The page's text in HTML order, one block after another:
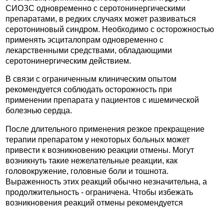
СИОЗС одновременно с серотонинергическими
препаратами, в редких случаях может развиваться
серотониновый синдром. Необходимо с осторожностью
применять эсциталопрам одновременно с
лекарственными средствами, обладающими
серотонинергическим действием.
В связи с ограниченным клиническим опытом
рекомендуется соблюдать осторожность при
применении препарата у пациентов с ишемической
болезнью сердца.
После длительного применения резкое прекращение
терапии препаратом у некоторых больных может
привести к возникновению реакции отмены. Могут
возникнуть такие нежелательные реакции, как
головокружение, головные боли и тошнота.
Выраженность этих реакций обычно незначительна, а
продолжительность - ограничена. Чтобы избежать
возникновения реакций отмены рекомендуется